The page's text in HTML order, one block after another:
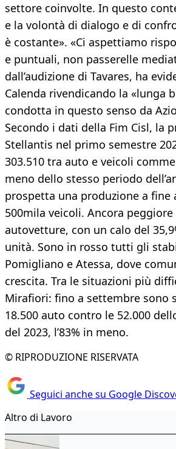
settore coinvolte. In questo
e la volontà di dialogo e di
è costante». «Ci aspettiamo
e puntuali, non passerelle
dall’audizione di Tavares, ha
Calenda rivendicando la «lunga
condotta in questo senso da
Secondo i dati della Fim Cisl, la
Stellantis nel primo semestre
303.510 tra auto e veicoli
meno dello stesso periodo
prospetta una produzione a fine
500mila veicoli. Ancora
autovetture, con un calo del
unità. Sono in rosso tutti gli
Pomigliano e Atessa, dove
crescita. Tra le situazioni più
Mirafiori: fino a settembre sono
18.500 auto contro le 52.000
del 2023, l’83% in meno.
© RIPRODUZIONE RISERVATA
Seguici anche su Google
Altro di Lavoro